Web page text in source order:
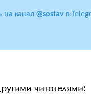
на канал @sostav в
читателями: